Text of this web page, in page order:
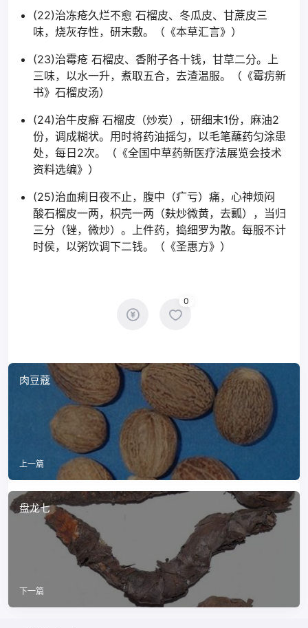
(22)治冻疮久烂不愈 石榴皮、冬瓜皮、甘蔗皮三
味，烧灰存性，研末敷。（《本草汇言》）
(23)治霉疮 石榴皮、香附子各十钱，甘草二分。上
三味，以水一升，煮取五合，去渣温服。（《霉疠新
书》石榴皮汤）
(24)治牛皮癣 石榴皮（炒炭），研细末1份，麻油2
份，调成糊状。用时将药油摇匀，以毛笔蘸药匀涂患
处，每日2次。（《全国中草药新医疗法展览会技术
资料选编》）
(25)治血痢日夜不止，腹中（疒亏）痛，心神烦闷
酸石榴皮一两，枳壳一两（麸炒微黄，去瓤），当归
三分（锉，微炒）。上件药，捣细罗为散。每服不计
时侯，以粥饮调下二钱。（《圣惠方》）
0
肉豆蔻
上一篇
盘龙七
下一篇